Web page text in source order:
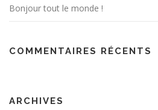
Bonjour tout le monde !
COMMENTAIRES RÉCENTS
ARCHIVES